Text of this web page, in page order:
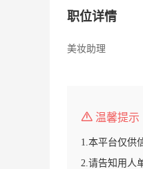
职位详情
美妆助理
温馨提示
1.本平台仅供
2.请告知用人